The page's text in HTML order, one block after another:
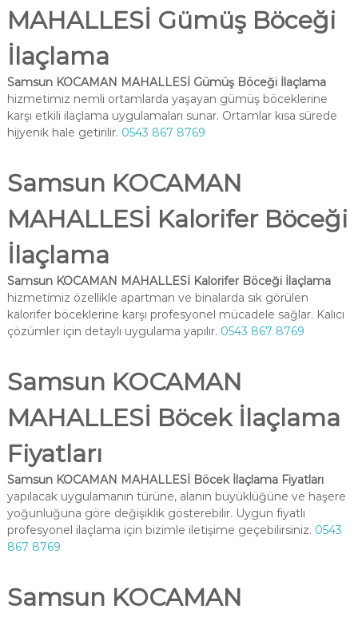
MAHALLESİ Gümüş Böceği
İlaçlama
Samsun KOCAMAN MAHALLESİ Gümüş Böceği İlaçlama
hizmetimiz nemli ortamlarda yaşayan gümüş böceklerine
karşı etkili ilaçlama uygulamaları sunar. Ortamlar kısa sürede
hijyenik hale getirilir. 0543 867 8769
Samsun KOCAMAN
MAHALLESİ Kalorifer Böceği
İlaçlama
Samsun KOCAMAN MAHALLESİ Kalorifer Böceği İlaçlama
hizmetimiz özellikle apartman ve binalarda sık görülen
kalorifer böceklerine karşı profesyonel mücadele sağlar. Kalıcı
çözümler için detaylı uygulama yapılır. 0543 867 8769
Samsun KOCAMAN
MAHALLESİ Böcek İlaçlama
Fiyatları
Samsun KOCAMAN MAHALLESİ Böcek İlaçlama Fiyatları
yapılacak uygulamanın türüne, alanın büyüklüğüne ve haşere
yoğunluğuna göre değişiklik gösterebilir. Uygun fiyatlı
profesyonel ilaçlama için bizimle iletişime geçebilirsiniz. 0543
867 8769
Samsun KOCAMAN